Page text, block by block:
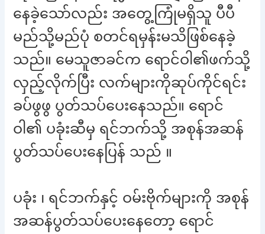
နေခဲ့သော်လည်း အတွေ့ကြုံမရှိသူ ပီပီ
မည်သို့မည်ပုံ စတင်ရမှန်းမသိဖြစ်နေခဲ့
သည်။ မေသူဇာခင်က ရောင်ဝါ၏ဖက်သို့
လှည့်လိုက်ပြီး လက်များကိုဆုပ်ကိုင်ရင်း
ခပ်ဖွဖွ ပွတ်သပ်ပေးနေသည်။ ရောင်
ဝါ၏ ပခုံးဆီမှ ရင်ဘက်သို့ အစုန်အဆန်
ပွတ်သပ်ပေးနေပြန် သည် ။
ပခုံး ၊ ရင်ဘက်နှင့် ဝမ်းဗိုက်များကို အစုန်
အဆန်ပွတ်သပ်ပေးနေတော့ ရောင်